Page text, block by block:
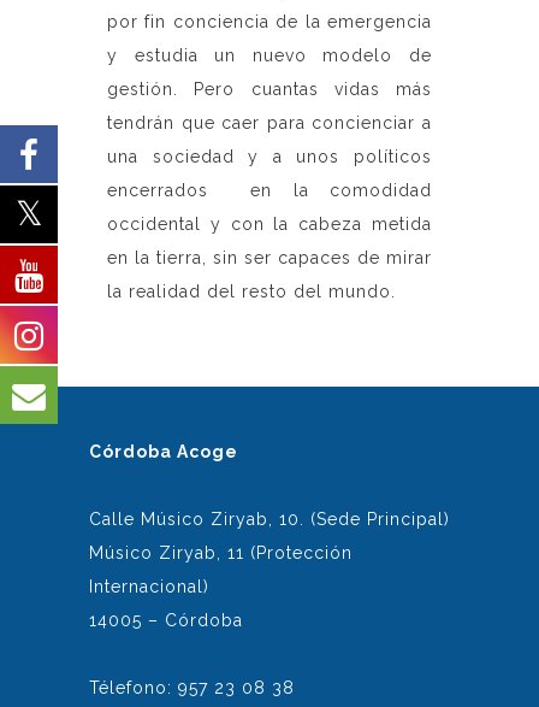
por fin conciencia de la emergencia
y estudia un nuevo modelo de
gestión. Pero cuantas vidas más
tendrán que caer para concienciar a
una sociedad y a unos políticos
encerrados en la comodidad
occidental y con la cabeza metida
en la tierra, sin ser capaces de mirar
la realidad del resto del mundo.
Córdoba Acoge
Calle Músico Ziryab, 10. (Sede Principal)
Músico Ziryab, 11 (Protección
Internacional)
14005 – Córdoba
Télefono: 957 23 08 38